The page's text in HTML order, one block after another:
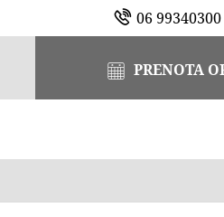
06 99340300
PRENOTA